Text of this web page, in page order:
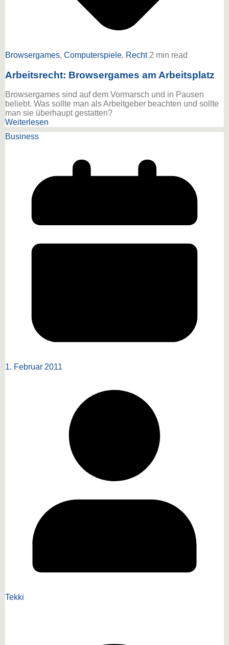
Browsergames, Computerspiele, Recht 2 min read
Arbeitsrecht: Browsergames am Arbeitsplatz
Browsergames sind auf dem Vormarsch und in Pausen
beliebt. Was sollte man als Arbeitgeber beachten und sollte
man sie überhaupt gestatten?
Weiterlesen
Business
1. Februar 2011
Tekki